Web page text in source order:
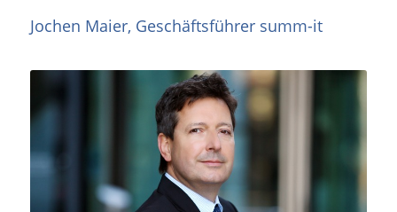
Jochen Maier, Geschäftsführer summ-it